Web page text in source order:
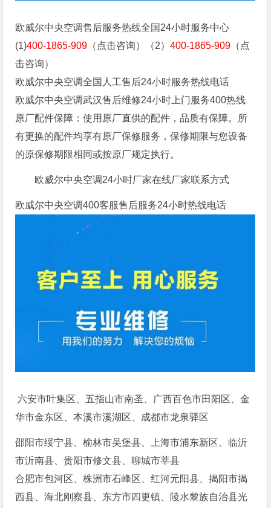
欧威尔中央空调售后服务热线全国24小时服务中心
(1)400-1865-909 （点击咨询）（2）400-1865-909 （点
击咨询）
欧威尔中央空调全国人工售后24小时服务热线电话
欧威尔中央空调武汉售后维修24小时上门服务400热线
原厂配件保障：使用原厂直供的配件，品质有保障。所
有更换的配件均享有原厂保修服务，保修期限与您设备
的原保修期限相同或按原厂规定执行。
欧威尔中央空调24小时厂家在线厂家联系方式
欧威尔中央空调400客服售后服务24小时热线电话
六安市叶集区、五指山市南圣、广西百色市田阳区、金
华市金东区、本溪市溪湖区、成都市龙泉驿区
邵阳市绥宁县、榆林市吴堡县、上海市浦东新区、临沂
市沂南县、贵阳市修文县、聊城市莘县
合肥市包河区、株洲市石峰区、红河元阳县、揭阳市揭
西县、海北刚察县、东方市四更镇、陵水黎族自治县光